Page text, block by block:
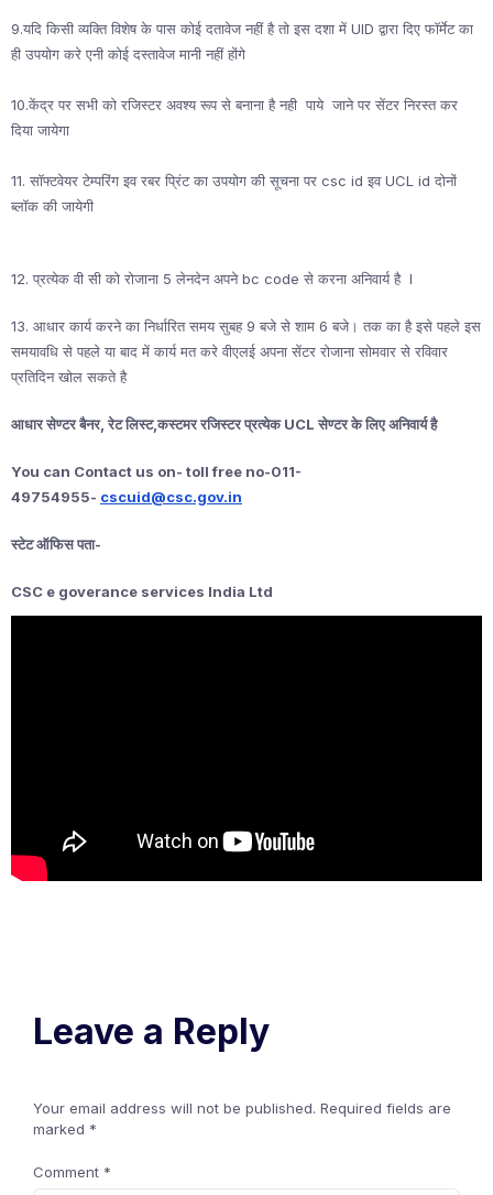
9.यदि किसी व्यक्ति विशेष के पास कोई दतावेज नहीं है तो इस दशा में UID द्वारा दिए फॉर्मेट का
ही उपयोग करे एनी कोई दस्तावेज मानी नहीं होंगे
10.केंद्र पर सभी को रजिस्टर अवश्य रूप से बनाना है नही पाये जाने पर सेंटर निरस्त कर
दिया जायेगा
11. सॉफ्टवेयर टेम्परिंग इव रबर प्रिंट का उपयोग की सूचना पर csc id इव UCL id दोनों
ब्लॉक की जायेगी
12. प्रत्येक वी सी को रोजाना 5 लेनदेन अपने bc code से करना अनिवार्य है I
13. आधार कार्य करने का निर्धारित समय सुबह 9 बजे से शाम 6 बजे। तक का है इसे पहले इस
समयावधि से पहले या बाद में कार्य मत करे वीएलई अपना सेंटर रोजाना सोमवार से रविवार
प्रतिदिन खोल सकते है
आधार सेण्टर बैनर, रेट लिस्ट,कस्टमर रजिस्टर प्रत्येक UCL सेण्टर के लिए अनिवार्य है
You can Contact us on- toll free no-011-
49754955- cscuid@csc.gov.in
स्टेट ऑफिस पता-
CSC e goverance services India Ltd
Leave a Reply
Your email address will not be published. Required fields are
marked *
Comment *